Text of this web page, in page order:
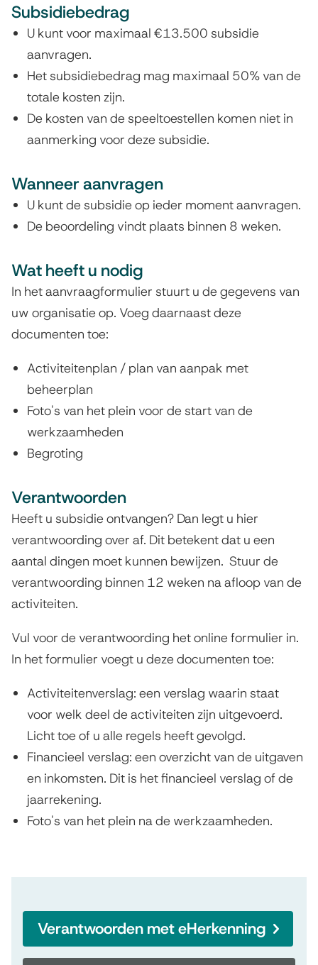
Subsidiebedrag
U kunt voor maximaal €13.500 subsidie
aanvragen.
Het subsidiebedrag mag maximaal 50% van de
totale kosten zijn.
De kosten van de speeltoestellen komen niet in
aanmerking voor deze subsidie.
Wanneer aanvragen
U kunt de subsidie op ieder moment aanvragen.
De beoordeling vindt plaats binnen 8 weken.
Wat heeft u nodig
In het aanvraagformulier stuurt u de gegevens van
uw organisatie op. Voeg daarnaast deze
documenten toe:
Activiteitenplan / plan van aanpak met
beheerplan
Foto's van het plein voor de start van de
werkzaamheden
Begroting
Verantwoorden
Heeft u subsidie ontvangen? Dan legt u hier
verantwoording over af. Dit betekent dat u een
aantal dingen moet kunnen bewijzen. Stuur de
verantwoording binnen 12 weken na afloop van de
activiteiten.
Vul voor de verantwoording het online formulier in.
In het formulier voegt u deze documenten toe:
Activiteitenverslag: een verslag waarin staat
voor welk deel de activiteiten zijn uitgevoerd.
Licht toe of u alle regels heeft gevolgd.
Financieel verslag: een overzicht van de uitgaven
en inkomsten. Dit is het financieel verslag of de
jaarrekening.
Foto's van het plein na de werkzaamheden.
Verantwoorden met eHerkenning